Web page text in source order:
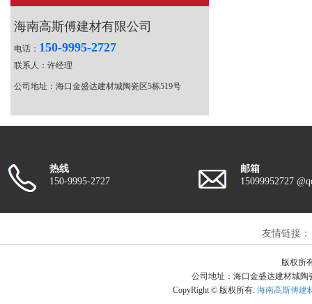
海南高斯傅建材有限公司
电话： 150-9995-2727
联系人：许经理
公司地址：海口金盛达建材城陶瓷区5栋519号
热线
150-9995-2727
邮箱
15099952727
友情链接：
版权所
公司地址：海口金盛达建材城陶
CopyRight © 版权所有:海南高斯傅建